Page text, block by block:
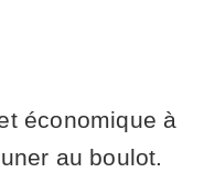
économique à
au boulot.